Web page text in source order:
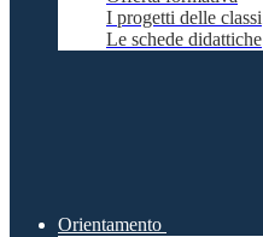
I progetti delle classi
Le schede didattiche
Orientamento